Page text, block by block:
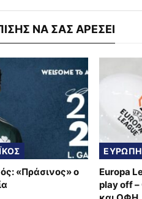
ΝΑ ΣΑΣ ΑΡΕΣΕΙ
«Πράσινος» ο
ΕΥΡΩΠΗ
Europa
play off –